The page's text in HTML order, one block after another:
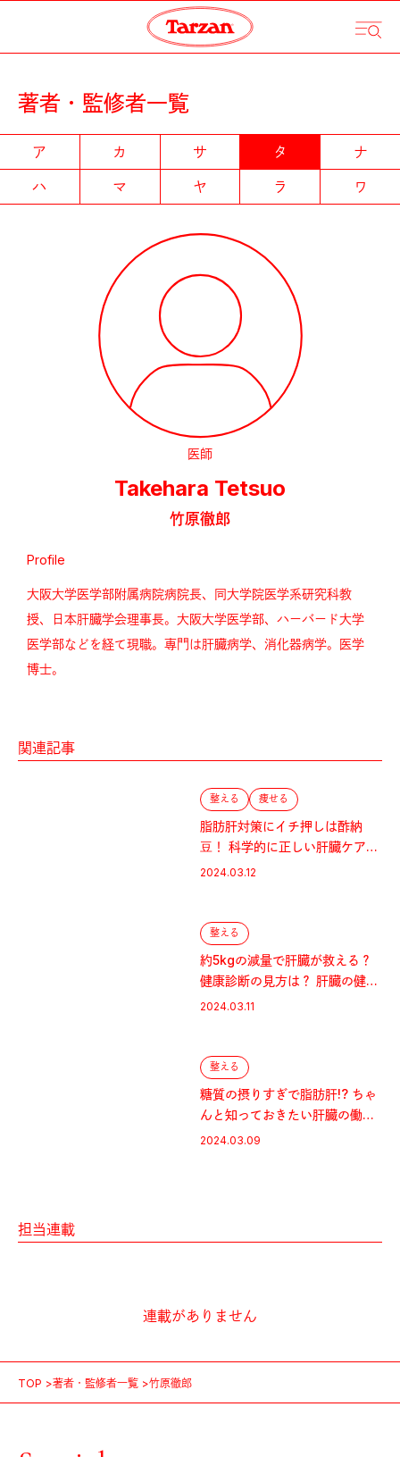
著者・監修者一覧
ア カ サ タ
ナ
ハ
マ ヤ ラ ワ
医師
Takehara Tetsuo
竹原徹郎
Profile
大阪大学医学部附属病院病院長、同大学院医学系研究科教
授、日本肝臓学会理事長。大阪大学医学部、ハーバード大学
医学部などを経て現職。専門は肝臓病学、消化器病学。医学
博士。
関連記事
整える 痩せる
脂肪肝対策にイチ押しは酢納
豆！ 科学的に正しい肝臓ケアの
食事術
2024.03.12
整える
約5kgの減量で肝臓が救える？
健康診断の見方は？ 肝臓の健康
維持に役立つ知恵
2024.03.11
整える
糖質の摂りすぎで脂肪肝!? ちゃ
んと知っておきたい肝臓の働き
と大問題
2024.03.09
担当連載
連載がありません
TOP 著者・監修者一覧 竹原徹郎